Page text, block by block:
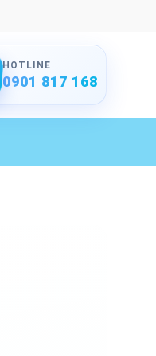
HOTLINE
0901 817 168